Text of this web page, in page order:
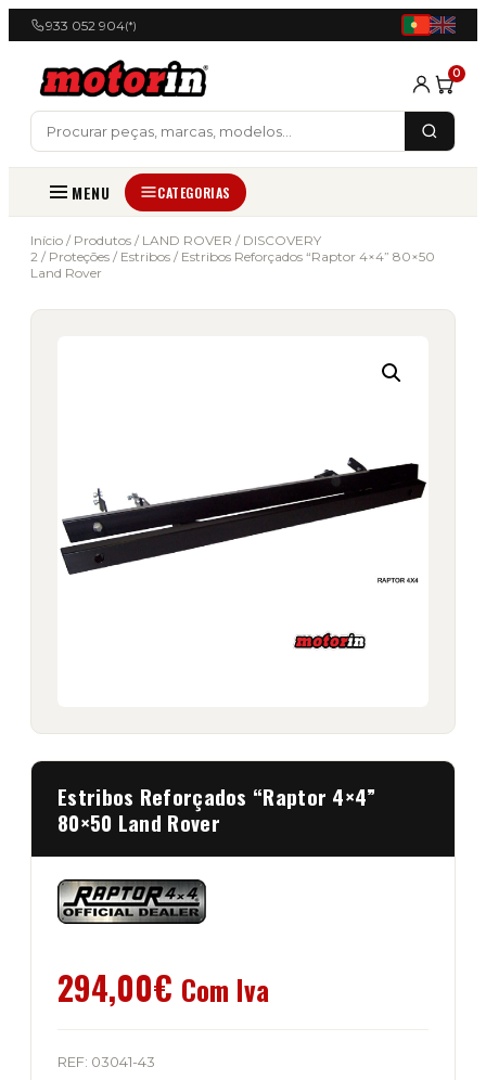
933 052 904(*)
0
MENU CATEGORIAS
Início / Produtos / LAND ROVER / DISCOVERY
2 / Proteções / Estribos / Estribos Reforçados “Raptor 4×4” 80×50
Land Rover
Estribos Reforçados “Raptor 4×4”
80×50 Land Rover
294,00€ Com Iva
REF: 03041-43